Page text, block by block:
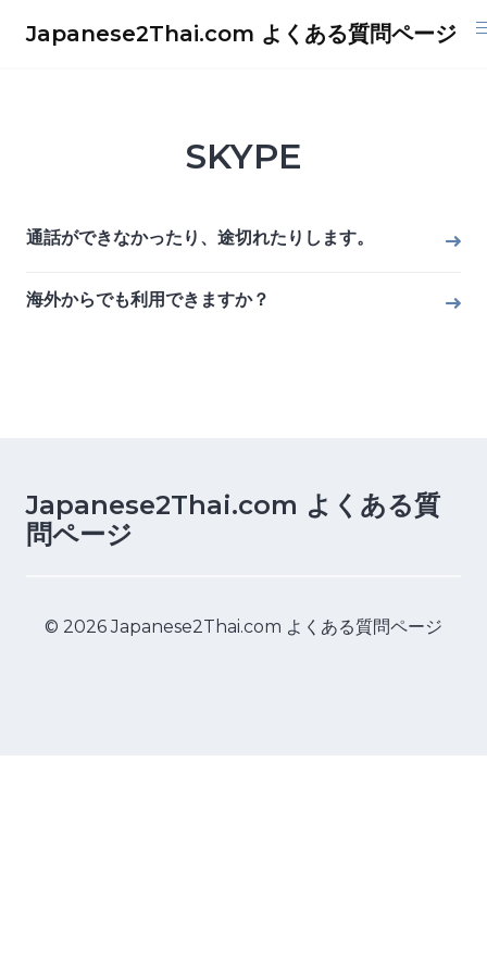
Japanese2Thai.com よくある質問ページ
SKYPE
通話ができなかったり、途切れたりします。
海外からでも利用できますか？
Japanese2Thai.com よくある質
問ページ
© 2026 Japanese2Thai.com よくある質問ページ